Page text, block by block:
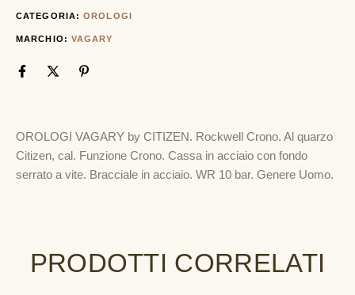
CATEGORIA:OROLOGI
MARCHIO: VAGARY
OROLOGI VAGARY by CITIZEN. Rockwell Crono. Al quarzo
Citizen, cal. Funzione Crono. Cassa in acciaio con fondo
serrato a vite. Bracciale in acciaio. WR 10 bar. Genere Uomo.
PRODOTTI CORRELATI